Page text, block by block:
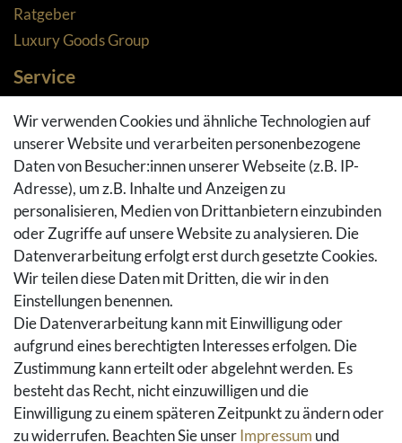
Ratgeber
Luxury Goods Group
Service
Zahlungsarten
Versandarten & -kosten
Widerrufsrecht
Rückgaberecht
Vertrag widerrufen
Warenkorb
Hilfe
Social Media
Facebook
Instagram
Pinterest
Youtube
Houzz
Wir verwenden Cookies und ähnliche Technologien auf
unserer Website und verarbeiten personenbezogene
Daten von Besucher:innen unserer Webseite (z.B. IP-
Adresse), um z.B. Inhalte und Anzeigen zu
personalisieren, Medien von Drittanbietern einzubinden
oder Zugriffe auf unsere Website zu analysieren. Die
Datenverarbeitung erfolgt erst durch gesetzte Cookies.
Wir teilen diese Daten mit Dritten, die wir in den
Einstellungen benennen.
Die Datenverarbeitung kann mit Einwilligung oder
aufgrund eines berechtigten Interesses erfolgen. Die
Zustimmung kann erteilt oder abgelehnt werden. Es
besteht das Recht, nicht einzuwilligen und die
Einwilligung zu einem späteren Zeitpunkt zu ändern oder
zu widerrufen. Beachten Sie unserImpressum und